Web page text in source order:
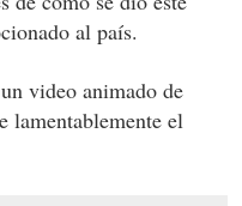
al país.
video animado de
lamentablemente el